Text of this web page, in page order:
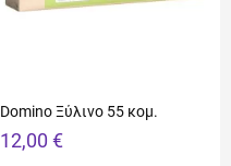
Domino Ξύλινο 55 κομ.
12,00 €